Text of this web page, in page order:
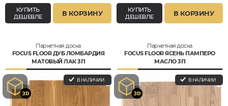
КУПИТЬ
ДЕШЕВЛЕ
В КОРЗИНУ
КУПИТЬ
ДЕШЕВЛЕ
В КОРЗИНУ
Паркетная доска
FOCUS FLOOR ДУБ ЛОМБАРДИЯ
МАТОВЫЙ ЛАК 3П
В НАЛИЧИИ
Паркетная доска
FOCUS FLOOR ЯСЕНЬ ПАМПЕРО
МАСЛО 3П
В НАЛИЧИИ